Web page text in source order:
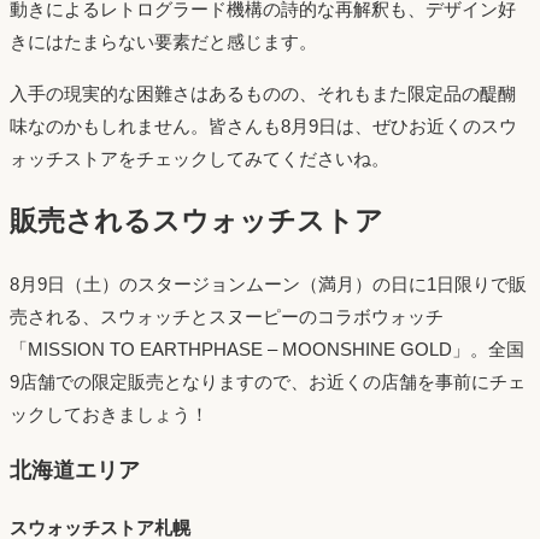
動きによるレトログラード機構の詩的な再解釈も、デザイン好
きにはたまらない要素だと感じます。
入手の現実的な困難さはあるものの、それもまた限定品の醍醐
味なのかもしれません。皆さんも8月9日は、ぜひお近くのスウ
ォッチストアをチェックしてみてくださいね。
販売されるスウォッチストア
8月9日（土）のスタージョンムーン（満月）の日に1日限りで販
売される、スウォッチとスヌーピーのコラボウォッチ
「MISSION TO EARTHPHASE – MOONSHINE GOLD」。全国
9店舗での限定販売となりますので、お近くの店舗を事前にチェ
ックしておきましょう！
北海道エリア
スウォッチストア札幌